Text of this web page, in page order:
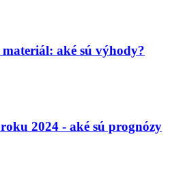
aké sú výhody?
2024 - aké sú prognózy